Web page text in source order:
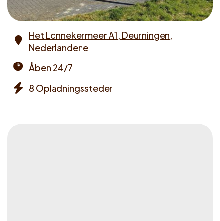
Address
Het Lonnekermeer A1, Deurningen,
Nederlandene
times
Åben 24/7
8 Opladningssteder